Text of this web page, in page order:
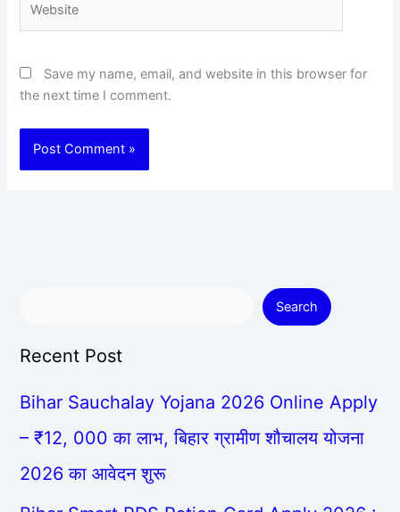
Save my name, email, and website in this browser for
the next time I comment.
Search
Recent Post
Bihar Sauchalay Yojana 2026 Online Apply
– ₹12, 000 का लाभ, बिहार ग्रामीण शौचालय योजना
2026 का आवेदन शुरू